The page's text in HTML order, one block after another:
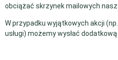
obciążać skrzynek mailowych
W przypadku wyjątkowych akcji
usługi) możemy wysłać